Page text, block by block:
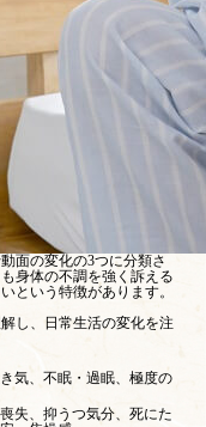
面の変化の3つに分類さ
身体の不調を強く訴える
という特徴があります。
し、日常生活の変化を注
気、不眠・過眠、極度の
失、抑うつ気分、死にた